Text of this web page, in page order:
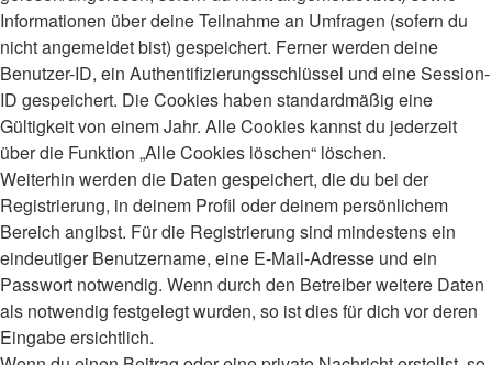
Informationen über deine Teilnahme an Umfragen (sofern du
nicht angemeldet bist) gespeichert. Ferner werden deine
Benutzer-ID, ein Authentifizierungsschlüssel und eine Session-
ID gespeichert. Die Cookies haben standardmäßig eine
Gültigkeit von einem Jahr. Alle Cookies kannst du jederzeit
über die Funktion „Alle Cookies löschen“ löschen.
Weiterhin werden die Daten gespeichert, die du bei der
Registrierung, in deinem Profil oder deinem persönlichem
Bereich angibst. Für die Registrierung sind mindestens ein
eindeutiger Benutzername, eine E-Mail-Adresse und ein
Passwort notwendig. Wenn durch den Betreiber weitere Daten
als notwendig festgelegt wurden, so ist dies für dich vor deren
Eingabe ersichtlich.